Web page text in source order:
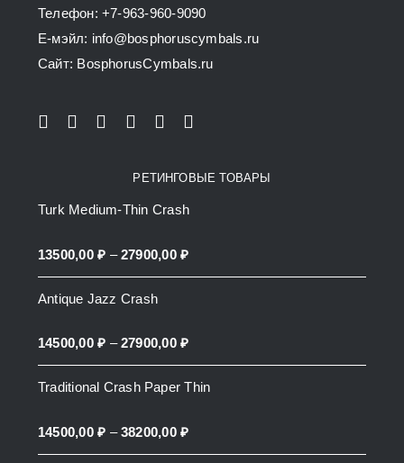
the
product
page
Телефон: +7-963-960-9090
E-мэйл: info@bosphoruscymbals.ru
Сайт: BosphorusСymbals.ru
РЕТИНГОВЫЕ ТОВАРЫ
Turk Medium-Thin Crash
13500,00₽ – 27900,00 ₽Price
range:
Antique Jazz Crash
14500,00₽ – 27900,00 ₽Price
range:
14500,00 ₽
Traditional Crash Paper Thin
14500,00₽ – 38200,00 ₽Price
range: